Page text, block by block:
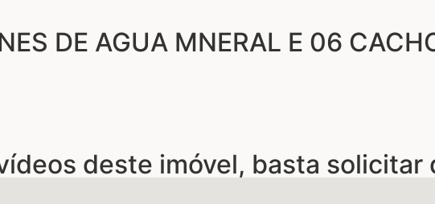
DE AGUA MNERAL E 06
deste imóvel, basta solicitar